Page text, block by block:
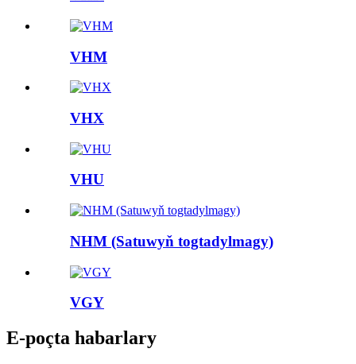
VHM
VHX
VHU
NHM (Satuwyň togtadylmagy)
VGY
E-poçta habarlary